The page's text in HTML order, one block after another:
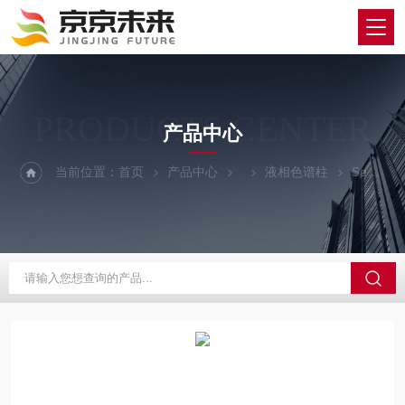
PRODUCTS CENTER
产品中心
当前位置：首页 产品中心 液相色谱柱 Sephadex G-10Sephadex G-10葡聚糖凝胶色谱柱